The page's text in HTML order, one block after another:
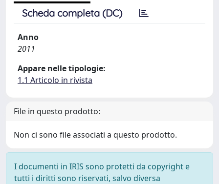
Scheda completa (DC)
Anno
2011
Appare nelle tipologie:
1.1 Articolo in rivista
File in questo prodotto:
Non ci sono file associati a questo prodotto.
I documenti in IRIS sono protetti da copyright e
tutti i diritti sono riservati, salvo diversa